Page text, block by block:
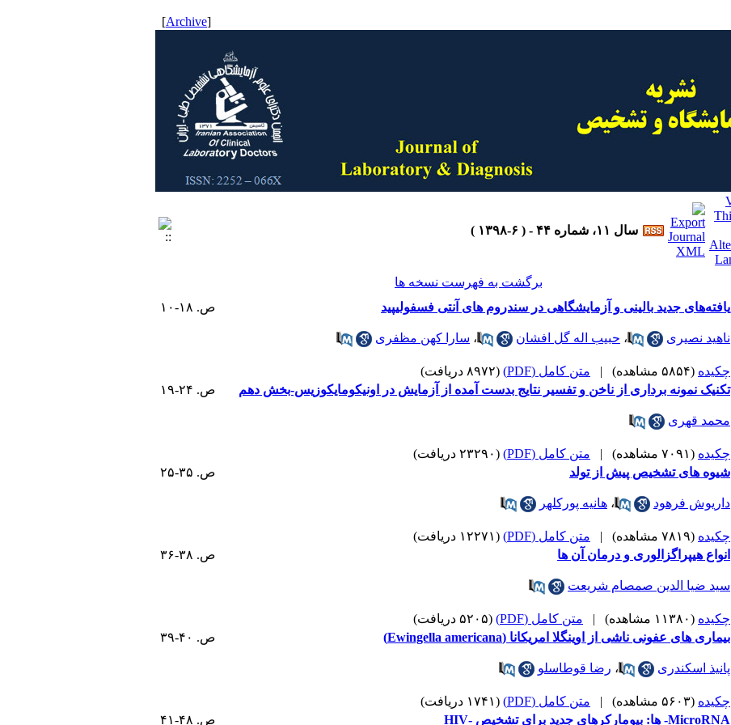
[
Archive
]
سال ۱۱، شماره ۴۴ - ( ۶-۱۳۹۸ )
برگشت به فهرست نسخه ها
یافته‌های جدید بالینی و آزمایشگاهی در سندروم های آنتی فسفولیپید
ص. ۱۸-۱۰
ناهید نصیری ، حبیب اله گل افشان ، سارا کهن مظفری
چکیده (۵۸۵۴ مشاهده) | متن کامل (PDF)
(۸۹۷۲ دریافت)
تکنیک نمونه برداری از ناخن و تفسیر نتایج بدست آمده از آزمایش در اونیکومایکوزیس-بخش دهم
ص. ۲۴-۱۹
محمد قهری
چکیده (۷۰۹۱ مشاهده) | متن کامل (PDF)
(۲۳۲۹۰ دریافت)
شیوه های تشخیص پیش از تولد
ص. ۳۵-۲۵
داریوش فرهود ، هانیه پورکلهر
چکیده (۷۸۱۹ مشاهده) | متن کامل (PDF)
(۱۲۲۷۱ دریافت)
انواع هیپراگزالوری و درمان آن ها
ص. ۳۸-۳۶
سید ضیا الدین صمصام شریعت
چکیده (۱۱۳۸۰ مشاهده) | متن کامل (PDF)
(۵۲۰۵ دریافت)
بیماری های عفونی ناشی از اوینگلا امریکانا (Ewingella americana)
ص. ۴۰-۳۹
پانیذ اسکندری ، رضا قوطاسلو
چکیده (۵۶۰۳ مشاهده) | متن کامل (PDF)
(۱۷۴۱ دریافت)
MicroRNA- ها: بیومارکرهای جدید برای تشخیص -HIV
ص. ۴۸-۴۱